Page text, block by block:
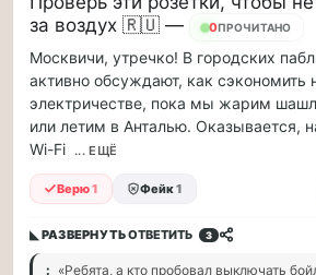
чаевые
давать,
потому,
что
с
такими
ценами
и
проблемами,
в
за воздух 🇷🇺 —
0ПРОЧИТАНО
Москвичи, утречко! В городских
активно обсуждают, как сэкономить
электричестве, пока мы жарим
или летим в Анталью. Оказывается,
Wi-Fi ... ЕЩЁ
Верю1 Фейк1
◣ РАЗВЕРНУТЬОТВЕТИТЬ 3
: «Ребята, а кто пробовал выключать